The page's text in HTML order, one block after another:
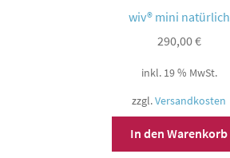
wiv® mini natürlich
290,00€
inkl. 19 % MwSt.
zzgl.Versandkosten
In den Warenkorb